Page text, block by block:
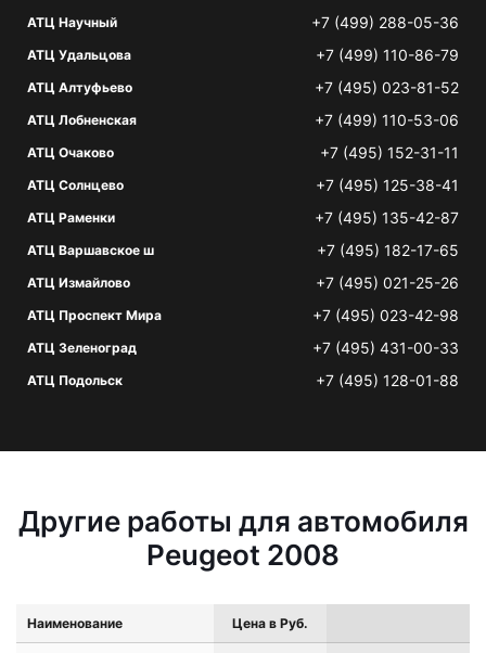
АТЦ Научный +7 (499) 288-05-36
АТЦ Удальцова +7 (499) 110-86-79
АТЦ Алтуфьево +7 (495) 023-81-52
АТЦ Лобненская +7 (499) 110-53-06
АТЦ Очаково +7 (495) 152-31-11
АТЦ Солнцево +7 (495) 125-38-41
АТЦ Раменки +7 (495) 135-42-87
АТЦ Варшавское ш +7 (495) 182-17-65
АТЦ Измайлово +7 (495) 021-25-26
АТЦ Проспект Мира +7 (495) 023-42-98
АТЦ Зеленоград +7 (495) 431-00-33
АТЦ Подольск +7 (495) 128-01-88
Другие работы для автомобиля
Peugeot 2008
Наименование Цена в Руб.